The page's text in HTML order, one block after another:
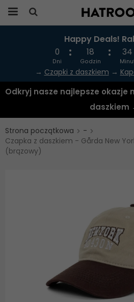
Produkten har blivit
Happy Deals!
0
Dni
18
Godzin
34
→ Czapki z daszkiem →
Odkryj nasze najlepsze okazje
daszkiem
Strona początkowa
-
Czapka z daszkiem - Gårda New
(brązowy)